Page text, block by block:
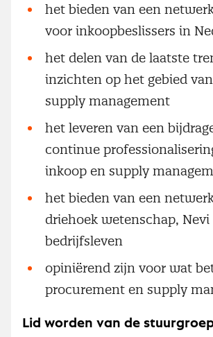
het bieden van een netwerk
voor inkoopbeslissers in
het delen van de laatste
inzichten op het gebied
supply management
het leveren van een
continue
inkoop en supply
het bieden van een
driehoek wetenschap,
bedrijfsleven
opiniërend zijn voor wat
procurement en supply
Lid worden van de